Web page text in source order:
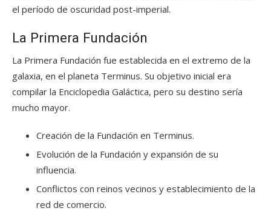
el período de oscuridad post-imperial.
La Primera Fundación
La Primera Fundación fue establecida en el extremo de la
galaxia, en el planeta Terminus. Su objetivo inicial era
compilar la Enciclopedia Galáctica, pero su destino sería
mucho mayor.
Creación de la Fundación en Terminus.
Evolución de la Fundación y expansión de su
influencia.
Conflictos con reinos vecinos y establecimiento de la
red de comercio.